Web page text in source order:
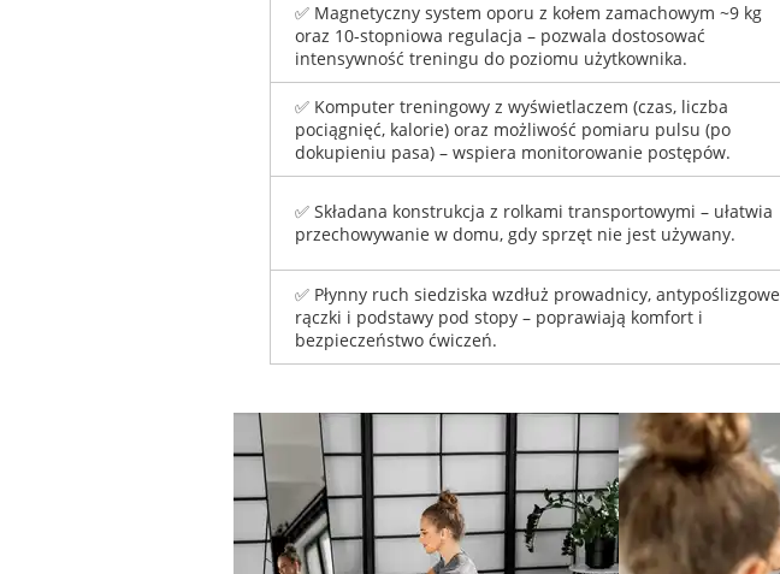
✅ Magnetyczny system oporu z kołem zamachowym ~9 kg
oraz 10-stopniowa regulacja – pozwala dostosować
intensywność treningu do poziomu użytkownika.
✅ Komputer treningowy z wyświetlaczem (czas, liczba
pociągnięć, kalorie) oraz możliwość pomiaru pulsu (po
dokupieniu pasa) – wspiera monitorowanie postępów.
✅ Składana konstrukcja z rolkami transportowymi – ułatwia
przechowywanie w domu, gdy sprzęt nie jest używany.
✅ Płynny ruch siedziska wzdłuż prowadnicy, antypoślizgowe
rączki i podstawy pod stopy – poprawiają komfort i
bezpieczeństwo ćwiczeń.